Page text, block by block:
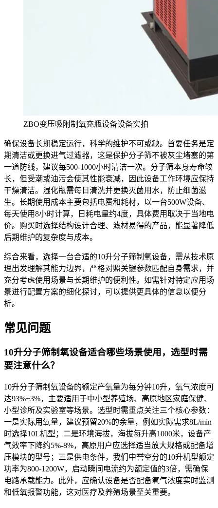
ZBO变压吸附制氧充瓶设备设备实拍
确保设备长期稳定运行，科学的维护不可或缺。首要任务是定
期清洁或更换进气过滤器，这是保护分子筛不被灰尘堵塞的第
一道防线，建议每500-1000小时清洁一次。分子筛本身寿命较
长，但受潮或油污会使其性能衰减，因此设备工作环境应保持
干燥清洁。湿化瓶需每日清洗并更换灭菌用水，防止细菌滋
生。长期使用成本主要包括电费和耗材，以一台500W设备、
每天使用8小时计算，日耗电量约4度，具体费用取决于当地电
价。购买时选择结构设计合理、滤材易得的产品，能显著降低
后期维护的复杂度与成本。
综合来看，选择一台合适的10升分子筛制氧设备，需从技术原
理出发理解其能力边界，严格对照关键参数匹配自身需求，并
充分考虑使用场景与长期维护的便利性。如需针对特定应用场
景进行配置方案的细化探讨，可以提供更具体的信息以便分
析。
常见问题
10升分子筛制氧设备适合哪些场景使用，选型时需
要注意什么？
10升分子筛制氧设备的额定产氧量为每分钟10升，氧气浓度可
达93%±3%，主要适用于中小型养殖场、高原地区家庭保健、
小型诊所及实验室等场景。选型时需重点关注三个核心参数：
一是实际用氧量，建议预留20%的余量，例如实际需求8L/min
时选择10L机型；二是环境海拔，海拔每升高1000米，设备产
气效率下降约5%-8%，高原用户应选择适当放大规格或配备增
压模块的型号；三是供电条件，我们中誉空分的10升机型额定
功率为800-1200W，启动瞬间电流约为额定值的3倍，需确保
电路承载能力。此外，应确认设备是否配备氧气浓度实时监测
和低氧报警功能，这对医疗及养殖场景至关重要。